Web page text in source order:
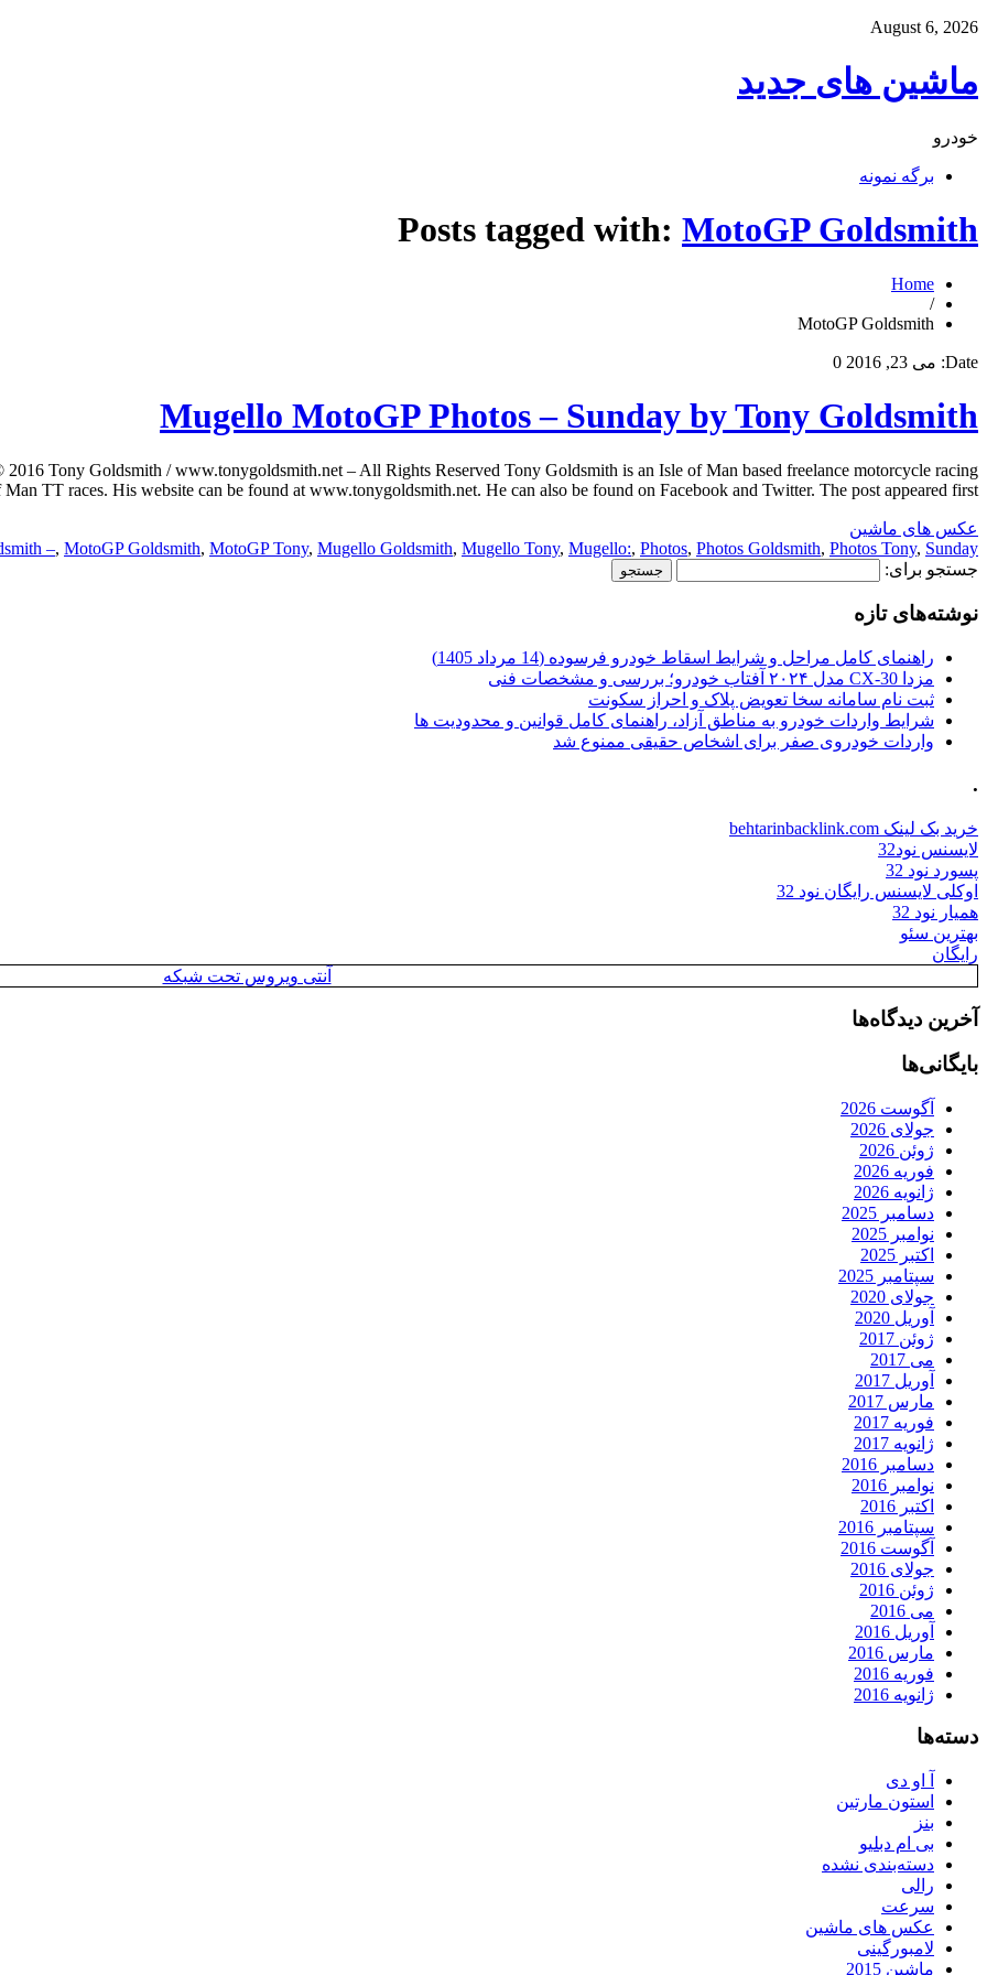
August 6, 2026
ماشین های جدید
خودرو
برگه نمونه
Posts tagged with: MotoGP Goldsmith
Home
/
MotoGP Goldsmith
Date: می 23, 2016 0
Mugello MotoGP Photos – Sunday by Tony Goldsmith
Tony Goldsmith / www.tonygoldsmith.net – All Rights Reserved Tony Goldsmith is an Isle of Man based freelance motorcycle racing
TT races. His website can be found at www.tonygoldsmith.net. He can also be found on Facebook and Twitter. The post appeared first […]
عکس های ماشین
–, MotoGP Goldsmith, MotoGP Tony, Mugello Goldsmith, Mugello Tony, Mugello:, Photos, Photos Goldsmith, Photos Tony, Sunday
جستجو برای:
نوشته‌های تازه
راهنمای کامل مراحل و شرایط اسقاط خودرو فرسوده (14 مرداد 1405)
مزدا CX-30 مدل ۲۰۲۴ آفتاب خودرو؛ بررسی و مشخصات فنی
ثبت نام سامانه سخا تعویض پلاک و احراز سکونت
شرایط واردات خودرو به مناطق آزاد، راهنمای کامل قوانین و محدودیت ها
واردات خودروی صفر برای اشخاص حقیقی ممنوع شد
.
خرید بک لینک behtarinbacklink.com
لایسنس نود32
پسورد نود 32
اوکلی لایسنس رایگان نود 32
همیار نود 32
بهترین سئو
رایگان
آنتی ویروس تحت شبکه
آخرین دیدگاه‌ها
بایگانی‌ها
آگوست 2026
جولای 2026
ژوئن 2026
فوریه 2026
ژانویه 2026
دسامبر 2025
نوامبر 2025
اکتبر 2025
سپتامبر 2025
جولای 2020
آوریل 2020
ژوئن 2017
می 2017
آوریل 2017
مارس 2017
فوریه 2017
ژانویه 2017
دسامبر 2016
نوامبر 2016
اکتبر 2016
سپتامبر 2016
آگوست 2016
جولای 2016
ژوئن 2016
می 2016
آوریل 2016
مارس 2016
فوریه 2016
ژانویه 2016
دسته‌ها
آ او دی
استون مارتین
بنز
بی ام دبلیو
دسته‌بندی نشده
رالی
سرعت
عکس های ماشین
لامبورگینی
ماشین 2015